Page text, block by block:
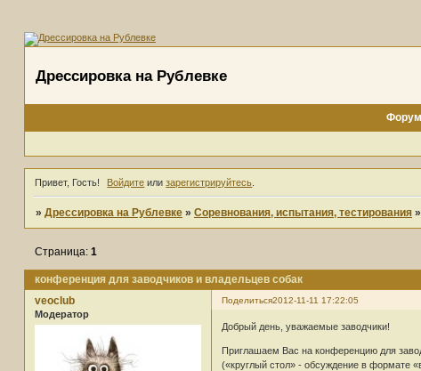
Дрессировка на Рублевке
Форум
Привет, Гость! Войдите илизарегистрируйтесь
» Дрессировка на Рублевке » Соревнования, испытания, тестирования »
конференция для заводчиков и владельцев собак
Страница: 1
Поделиться2012-11-11 17:22:05
veoclub
Модератор
Добрый день, уважаемые заводчики!
Приглашаем Вас на конференцию для
(«круглый стол» - обсуждение в формате